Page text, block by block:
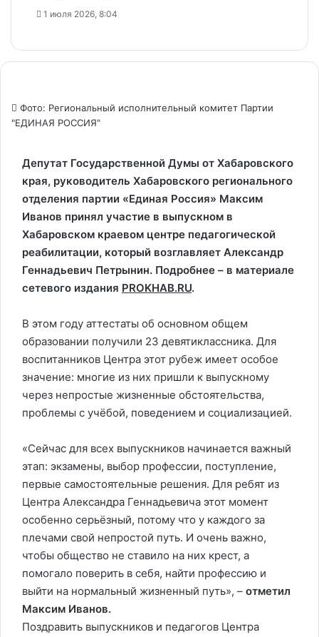
1 июля 2026, 8:04
Фото: Региональный исполнительный комитет Партии
"ЕДИНАЯ РОССИЯ"
Депутат Государственной Думы от Хабаровского
края, руководитель Хабаровского регионального
отделения партии «Единая Россия» Максим
Иванов принял участие в выпускном в
Хабаровском краевом центре педагогической
реабилитации, который возглавляет Александр
Геннадьевич Петрынин. Подробнее – в материале
сетевого издания PROKHAB.RU.
В этом году аттестаты об основном общем
образовании получили 23 девятиклассника. Для
воспитанников Центра этот рубеж имеет особое
значение: многие из них пришли к выпускному
через непростые жизненные обстоятельства,
проблемы с учёбой, поведением и социализацией.
«Сейчас для всех выпускников начинается важный
этап: экзамены, выбор профессии, поступление,
первые самостоятельные решения. Для ребят из
Центра Александра Геннадьевича этот момент
особенно серьёзный, потому что у каждого за
плечами свой непростой путь. И очень важно,
чтобы общество не ставило на них крест, а
помогало поверить в себя, найти профессию и
выйти на нормальный жизненный путь», – отметил
Максим Иванов.
Поздравить выпускников и педагогов Центра